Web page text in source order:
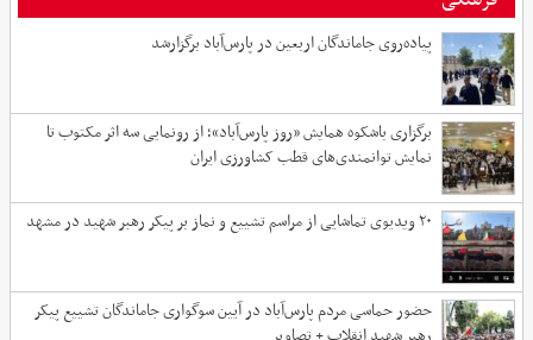
پیاده‌روی جاماندگان اربعین در پارس‌آباد برگزارشد
برگزاری باشکوه همایش «روز پارس‌آباد»؛ از رونمایی سه اثر مکتوب تا
نمایش توانمندی‌های قطب کشاورزی ایران
۲۰ ویدیوی تماشایی از مراسم تشییع و نماز بر پیکر رهبر شهید در مشهد
حضور حماسی مردم پارس‌آباد در آیین سوگواری جاماندگان تشییع پیکر